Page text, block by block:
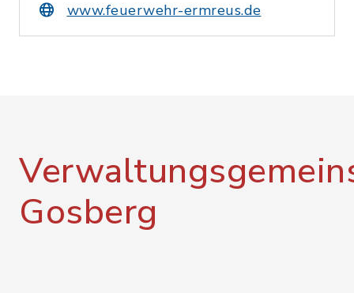
www.feuerwehr-ermreus.de
Gosberg